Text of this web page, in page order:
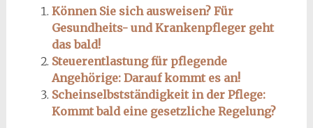
Können Sie sich ausweisen? Für
Gesundheits- und Krankenpfleger geht
das bald!
Steuerentlastung für pflegende
Angehörige: Darauf kommt es an!
Scheinselbstständigkeit in der Pflege:
Kommt bald eine gesetzliche Regelung?